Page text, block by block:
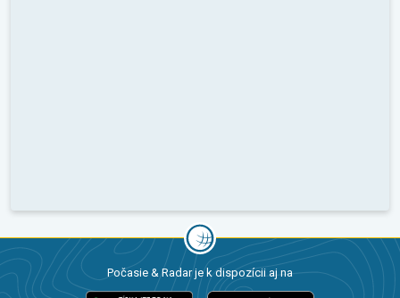
Počasie & Radar je k dispozícii aj na